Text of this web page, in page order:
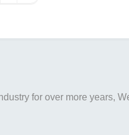
for over more years,